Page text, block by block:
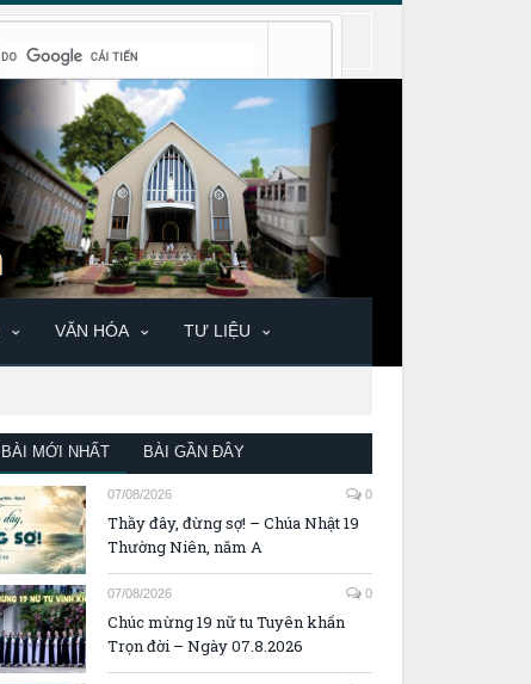
VĂN HÓA TƯ LIỆU
BÀI MỚI NHẤT BÀI GẦN ĐÂY
07/08/2026 0
Thầy đây, đừng sợ! – Chúa Nhật 19
Thường Niên, năm A
07/08/2026 0
Chúc mừng 19 nữ tu Tuyên khấn
Trọn đời – Ngày 07.8.2026